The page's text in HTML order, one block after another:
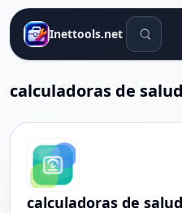
Inettools.net
calculadoras de salud
calculadoras de salud